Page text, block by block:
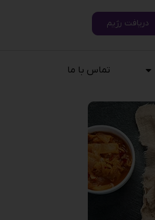
دریافت رژیم
تماس با ما